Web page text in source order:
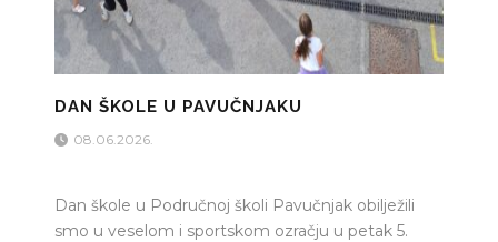
DAN ŠKOLE U PAVUČNJAKU
08.06.2026.
Dan škole u Područnoj školi Pavučnjak obilježili
smo u veselom i sportskom ozračju u petak 5.